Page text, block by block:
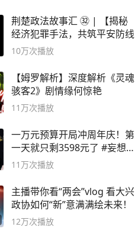
荆楚政法故事汇 ㉜ | 【揭秘
经济犯罪手法，共筑平安防线
10万次播放
【姆罗解析】深度解析《灵魂
骇客2》剧情缘何惊艳
11万次播放
一万元预算开局冲周年庆！第
一天就只剩3598元了 #妄想山
海
11万次播放
主播带你看“两会”vlog 看大兴
政协如何“新”意满满绘未来！
12万次播放